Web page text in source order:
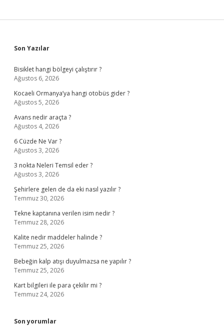
Sidebar
Son Yazılar
Bisiklet hangi bölgeyi çalıştırır ?
Ağustos 6, 2026
Kocaeli Ormanya’ya hangi otobüs gider ?
Ağustos 5, 2026
Avans nedir araçta ?
Ağustos 4, 2026
6 Cüzde Ne Var ?
Ağustos 3, 2026
3 nokta Neleri Temsil eder ?
Ağustos 3, 2026
Şehirlere gelen de da eki nasıl yazılır ?
Temmuz 30, 2026
Tekne kaptanına verilen isim nedir ?
Temmuz 28, 2026
Kalite nedir maddeler halinde ?
Temmuz 25, 2026
Bebeğin kalp atışı duyulmazsa ne yapılır ?
Temmuz 25, 2026
Kart bilgileri ile para çekilir mi ?
Temmuz 24, 2026
Son yorumlar